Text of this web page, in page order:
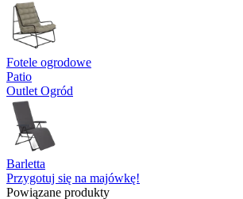
Fotele ogrodowe
Patio
Outlet Ogród
Barletta
Przygotuj się na majówkę!
Powiązane produkty